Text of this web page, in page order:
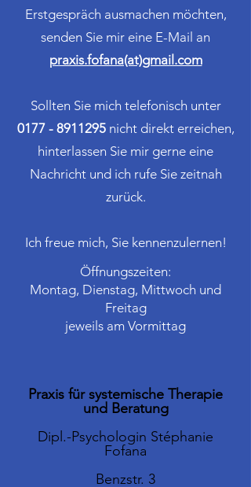
Erstgespräch ausmachen möchten,
senden Sie mir eine E-Mail an
praxis.fofana(at)gmail.com
Sollten Sie mich telefonisch unter
0177 - 8911295 nicht direkt erreichen,
hinterlassen Sie mir gerne eine
Nachricht und ich rufe Sie zeitnah
zurück.
Ich freue mich, Sie kennenzulernen!
Öffnungszeiten:
Montag, Dienstag, Mittwoch und
Freitag
jeweils am Vormittag
Praxis für systemische Therapie
und Beratung
Dipl.-Psychologin Stéphanie
Fofana
Benzstr. 3